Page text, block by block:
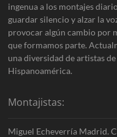
ingenua a los montajes
guardar silencio y alzar la
provocar algún cambio por
que formamos parte.
una diversidad de artistas
Hispanoamérica.
Montajistas:
Miguel Echeverría Madrid.